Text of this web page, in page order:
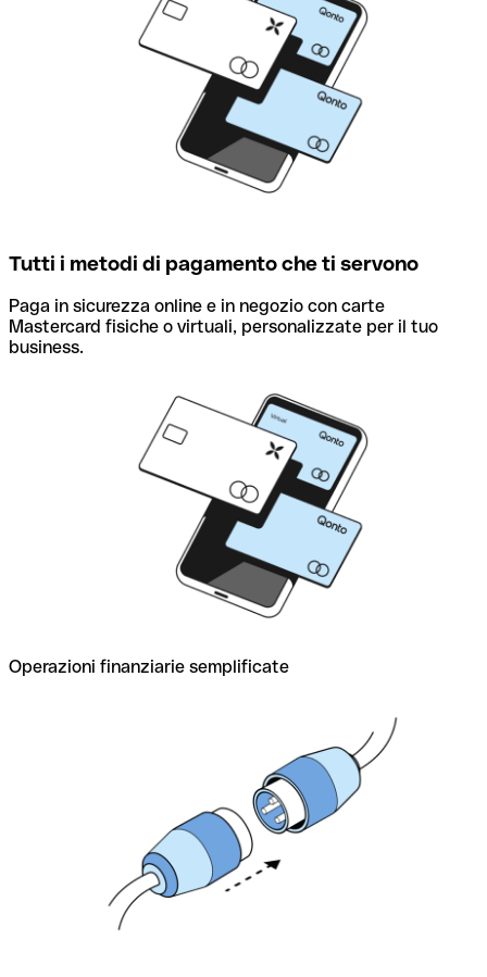
Tutti i metodi di pagamento che ti servono
Paga in sicurezza online e in negozio con carte
Mastercard fisiche o virtuali, personalizzate per il tuo
business.
Operazioni finanziarie semplificate